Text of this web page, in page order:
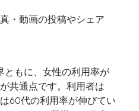
真・動画の投稿やシェア
ともに、女性の利用率が
共通点です。利用者は
60代の利用率が伸びてい